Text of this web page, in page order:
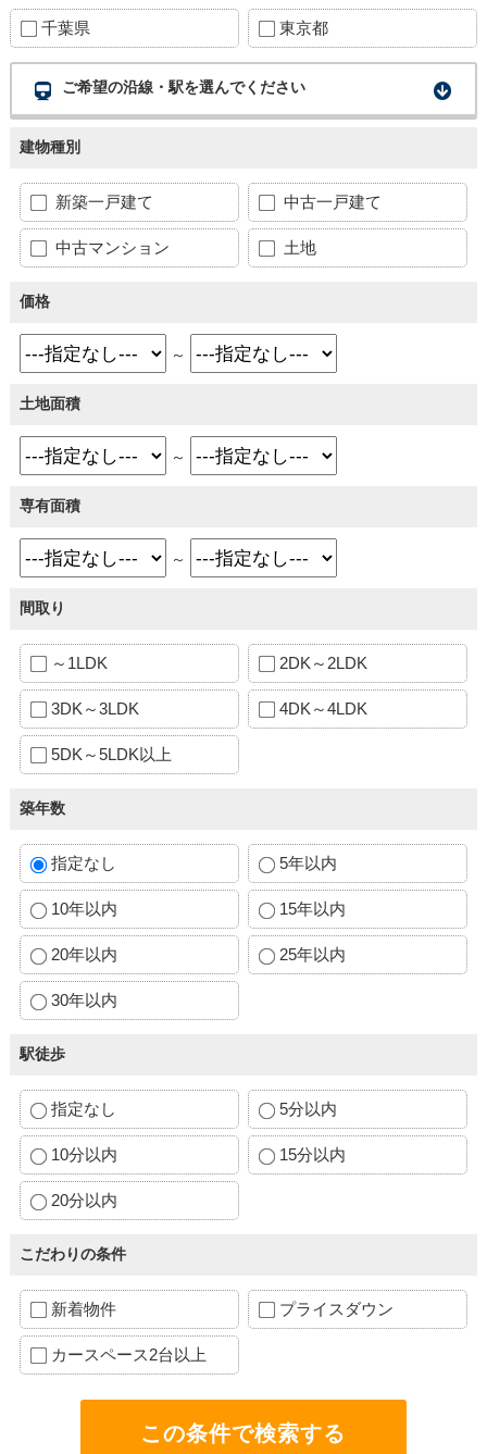
千葉県 東京都
ご希望の沿線・駅を選んでください
建物種別
新築一戸建て 中古一戸建て
中古マンション 土地
価格
～
土地面積
～
専有面積
～
間取り
～1LDK 2DK～2LDK
3DK～3LDK 4DK～4LDK
5DK～5LDK以上
築年数
指定なし 5年以内
10年以内 15年以内
20年以内 25年以内
30年以内
駅徒歩
指定なし 5分以内
10分以内 15分以内
20分以内
こだわりの条件
新着物件 プライスダウン
カースペース2台以上